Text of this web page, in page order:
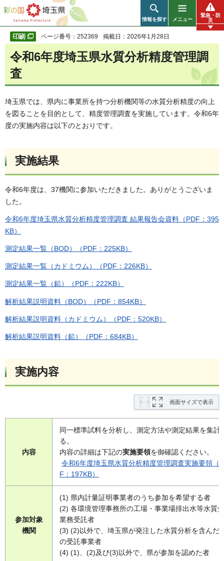
彩の国 埼玉県
情報を探す メニュー
緊急・防
災
ページ番号：252369 掲載日：2026年1月28日
令和6年度埼玉県水質分析精度管理調
査
埼玉県では、県内に事業所を持つ分析機関等の水質分析精度の向上
を図ることを目的として、精度管理調査を実施しています。令和6年
度の実施内容は以下のとおりです。
実施結果
令和6年度は、37機関に参加いただきました。ありがとうございま
した。
令和6年度埼玉県水質分析精度管理調査 結果報告会資料（PDF：395
KB）
測定結果一覧（BOD）（PDF：225KB）
測定結果一覧（カドミウム）（PDF：226KB）
測定結果一覧（鉛）（PDF：222KB）
解析結果説明資料（BOD）（PDF：854KB）
解析結果説明資料（カドミウム）（PDF：520KB）
解析結果説明資料（鉛）（PDF：684KB）
実施内容
画面サイズで表示
内容
同一標準試料を分析し、測定方法や測定結果を集計
る。
内容の詳細は下記の実施要領を御確認ください。
令和6年度埼玉県水質分析精度管理調査実施要領（
F：197KB）
参加対象
機関
(1) 県内計量証明事業者のうち参加を希望する者
(2) 各環境管理事務所の工場・事業場排出水等水質
業務受託者
(3) (2)以外で、埼玉県が発注した水質分析を含んだ
の受託事業者
(4) (1)、(2)及び(3)以外で、県が参加を認めた者